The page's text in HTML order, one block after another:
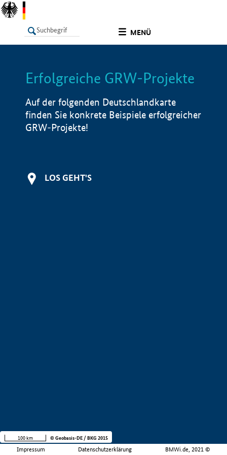
MENÜ
LISTE Info
Erfolgreiche GRW-Projekte
Auf der folgenden Deutschlandkarte
finden Sie konkrete Beispiele erfolgreicher
GRW-Projekte!
LOS GEHT'S
Impressum Datenschutzerklärung BMWi.de, 2021 ©
100 km © Geobasis-DE / BKG 2015